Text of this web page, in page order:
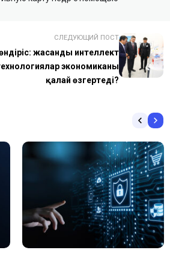
СЛЕДУЮЩИЙ ПОСТ
жасанды интеллект
экономиканы
қалай өзгертеді?